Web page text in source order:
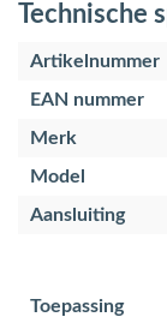
Technische
Artikelnummer
EAN nummer
Merk
Model
Aansluiting
Toepassing